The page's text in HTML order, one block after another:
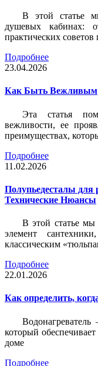
В этой статье
душевых кабинах:
практических советов
Подробнее
23.04.2026
Как Быть Вежливым
Эта статья
вежливости, ее
преимуществах,
Подробнее
11.02.2026
Полупьедесталы
Технические Нюансы
В этой статье мы
элемент
классическим
Подробнее
22.01.2026
Как определить,
который
доме
Подробнее